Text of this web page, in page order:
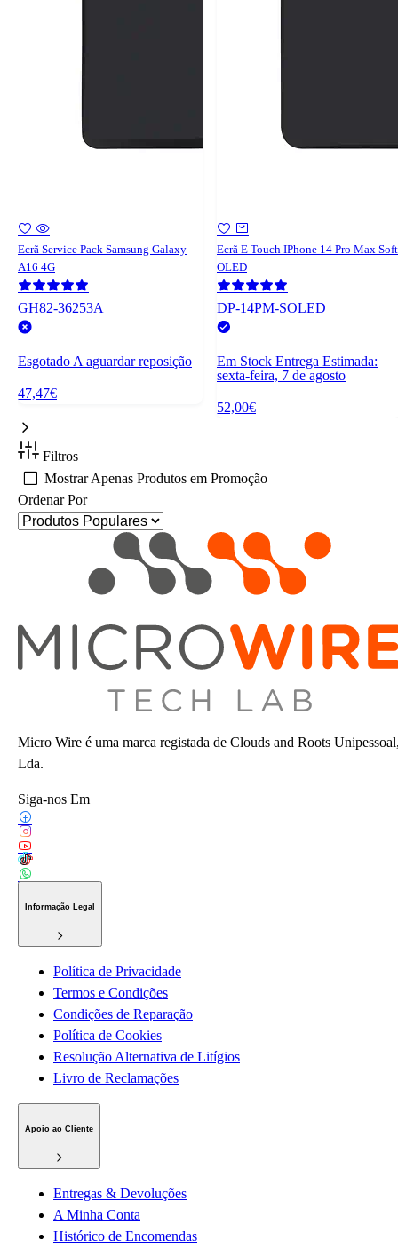
Ecrã Service Pack Samsung Galaxy
A16 4G
GH82-36253A
Esgotado A aguardar reposição
47,47€
Ecrã E Touch IPhone 14 Pro Max Soft
OLED
DP-14PM-SOLED
Em Stock Entrega Estimada:
sexta-feira, 7 de agosto
52,00€
Filtros
Mostrar Apenas Produtos em Promoção
Ordenar Por
Micro Wire é uma marca registada de Clouds and Roots
Lda.
Siga-nos Em
Informação Legal
Política de Privacidade
Termos e Condições
Condições de Reparação
Política de Cookies
Resolução Alternativa de Litígios
Livro de Reclamações
Apoio ao Cliente
Entregas & Devoluções
A Minha Conta
Histórico de Encomendas